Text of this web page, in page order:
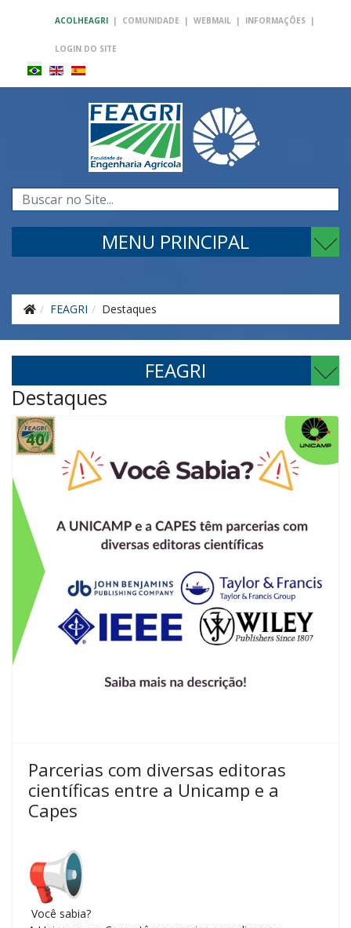
ACOLHEAGRI | COMUNIDADE | WEBMAIL | INFORMAÇÕES |
LOGIN DO SITE
Pesquisar...
MENU PRINCIPAL
FEAGRI Destaques
FEAGRI
Destaques
Parcerias com diversas editoras
científicas entre a Unicamp e a
Capes
Você sabia?